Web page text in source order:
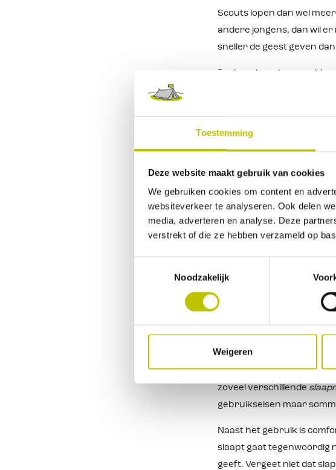
Toestemming
Deze website maakt gebruik van cookies
We gebruiken cookies om content en
websiteverkeer te analyseren. Ook delen
media, adverteren en analyse. Deze
verstrekt of die ze hebben verzameld op
Noodzakelijk
Weigeren
Scouts lopen dan wel
andere jongens, dan wil
sneller de geest geven
Backpackers lopen
Dat je een mat niet zelf
Autovakantie
Mensen die met de auto
zo fijn als het bed thuis.
Dat het pakvolume en
Vaak is het zo dat als je
slapen.
Algemene info
Een goede
is
diverse soorten en
zoveel verschillende
gebruikseisen maar
Naast het gebruik is
slaapt gaat tegenwoordig
geeft. Vergeet niet dat